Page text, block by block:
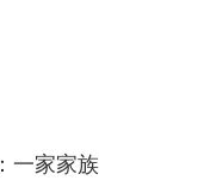
：一家家族